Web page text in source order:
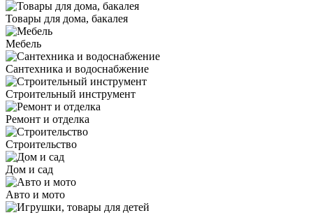
Товары для дома, бакалея
Мебель
Сантехника и водоснабжение
Строительный инструмент
Ремонт и отделка
Строительство
Дом и сад
Авто и мото